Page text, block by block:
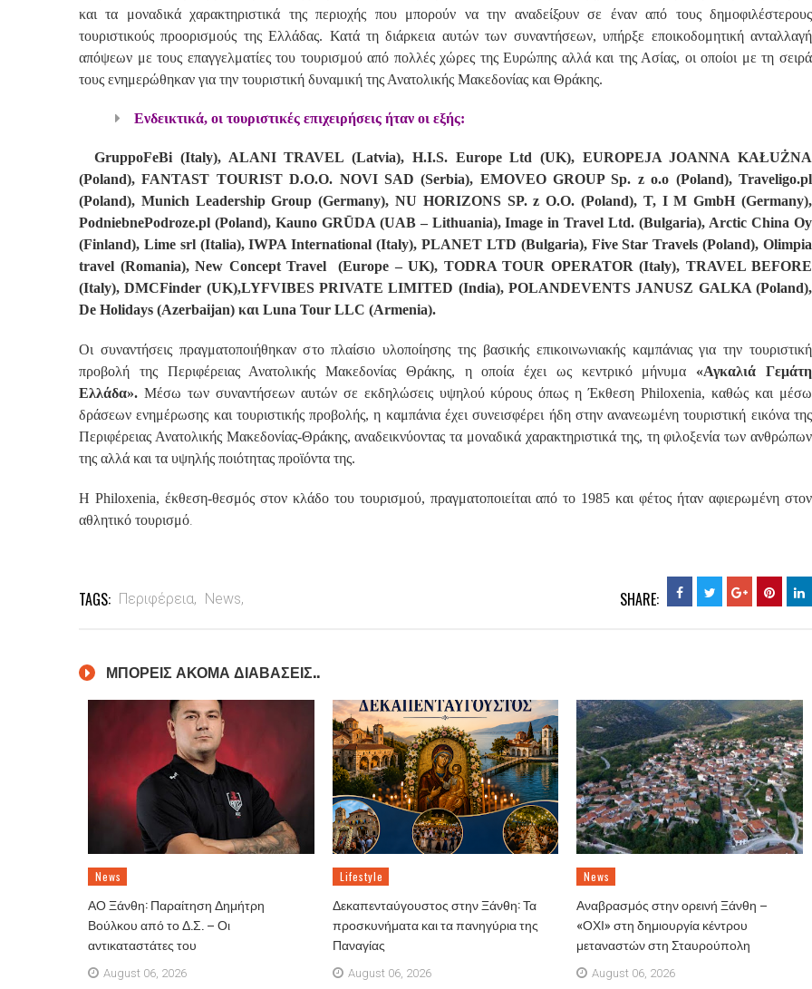
και τα μοναδικά χαρακτηριστικά της περιοχής που μπορούν να την αναδείξουν σε έναν από τους δημοφιλέστερους
τουριστικούς προορισμούς της Ελλάδας. Κατά τη διάρκεια αυτών των συναντήσεων, υπήρξε εποικοδομητική ανταλλαγή
απόψεων με τους επαγγελματίες του τουρισμού από πολλές χώρες της Ευρώπης αλλά και της Ασίας, οι οποίοι με τη σειρά
τους ενημερώθηκαν για την τουριστική δυναμική της Ανατολικής Μακεδονίας και Θράκης.
Ενδεικτικά, οι τουριστικές επιχειρήσεις ήταν οι εξής:
GruppoFeBi (Italy), ALANI TRAVEL (Latvia), H.I.S. Europe Ltd (UK), EUROPEJA JOANNA KAŁUŻNA
(Poland), FANTAST TOURIST D.O.O. NOVI SAD (Serbia), EMOVEO GROUP Sp. z o.o (Poland), Traveligo.pl
(Poland), Munich Leadership Group (Germany), NU HORIZONS SP. z O.O. (Poland), T, I M GmbH (Germany),
PodniebnePodroze.pl (Poland), Kauno GRŪDA (UAB – Lithuania), Image in Travel Ltd. (Bulgaria), Arctic China Oy
(Finland), Lime srl (Italia), IWPA International (Italy), PLANET LTD (Bulgaria), Five Star Travels (Poland), Olimpia
travel (Romania), New Concept Travel (Europe – UK), TODRA TOUR OPERATOR (Italy), TRAVEL BEFORE
(Italy), DMCFinder (UK),LYFVIBES PRIVATE LIMITED (India), POLANDEVENTS JANUSZ GALKA (Poland),
De Holidays (Azerbaijan) και Luna Tour LLC (Armenia).
Οι συναντήσεις πραγματοποιήθηκαν στο πλαίσιο υλοποίησης της βασικής επικοινωνιακής καμπάνιας για την τουριστική
προβολή της Περιφέρειας Ανατολικής Μακεδονίας Θράκης, η οποία έχει ως κεντρικό μήνυμα «Αγκαλιά Γεμάτη
Ελλάδα». Μέσω των συναντήσεων αυτών σε εκδηλώσεις υψηλού κύρους όπως η Έκθεση Philoxenia, καθώς και μέσω
δράσεων ενημέρωσης και τουριστικής προβολής, η καμπάνια έχει συνεισφέρει ήδη στην ανανεωμένη τουριστική εικόνα της
Περιφέρειας Ανατολικής Μακεδονίας-Θράκης, αναδεικνύοντας τα μοναδικά χαρακτηριστικά της, τη φιλοξενία των ανθρώπων
της αλλά και τα υψηλής ποιότητας προϊόντα της.
Η Philoxenia, έκθεση-θεσμός στον κλάδο του τουρισμού, πραγματοποιείται από το 1985 και φέτος ήταν αφιερωμένη στον
αθλητικό τουρισμό.
TAGS: Περιφέρεια, News, SHARE:
ΜΠΟΡΕΙΣ ΑΚΟΜΑ ΔΙΑΒΑΣΕΙΣ..
News
ΑΟ Ξάνθη: Παραίτηση Δημήτρη
Βούλκου από το Δ.Σ. – Οι
αντικαταστάτες του
August 06, 2026
Lifestyle
Δεκαπενταύγουστος στην Ξάνθη: Τα
προσκυνήματα και τα πανηγύρια της
Παναγίας
August 06, 2026
News
Αναβρασμός στην ορεινή Ξάνθη –
«ΟΧΙ» στη δημιουργία κέντρου
μεταναστών στη Σταυρούπολη
August 06, 2026